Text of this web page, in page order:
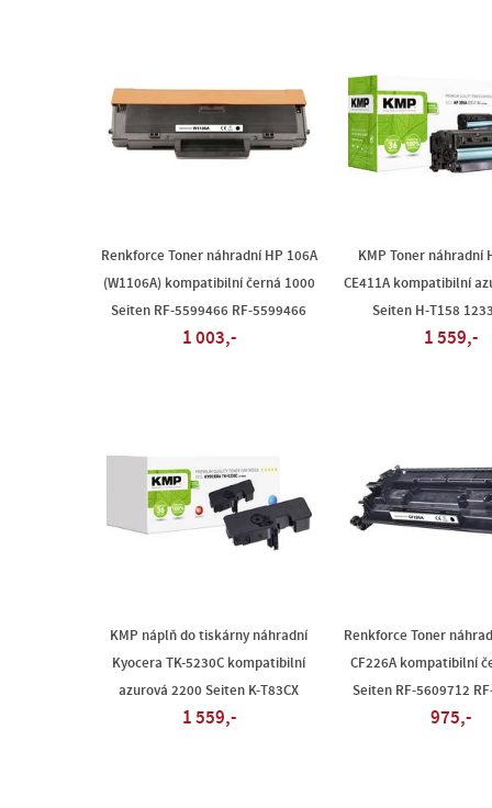
Renkforce Toner náhradní HP 106A
(W1106A) kompatibilní černá 1000
Seiten RF-5599466 RF-5599466
1 003,-
KMP Toner náhradní
CE411A kompatibilní
Seiten H-T158
1 559,-
KMP náplň do tiskárny náhradní
Kyocera TK-5230C kompatibilní
azurová 2200 Seiten K-T83CX
1 559,-
Renkforce Toner
CF226A kompatibilní
Seiten RF-5609712
975,-